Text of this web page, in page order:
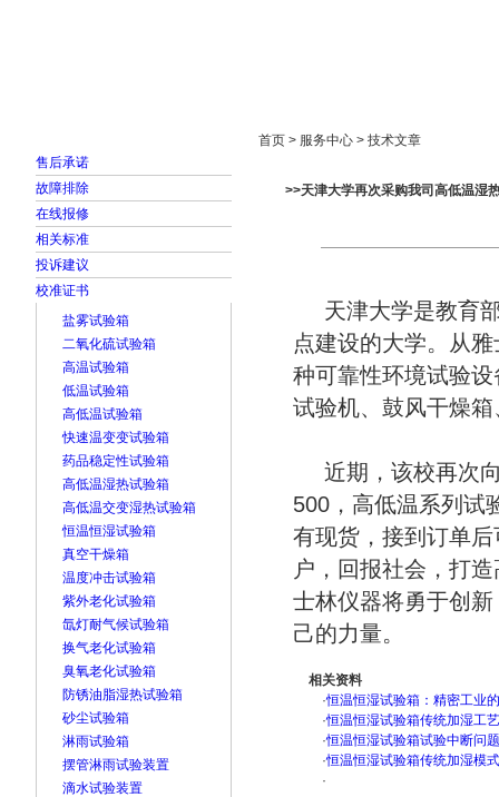
售后承诺
故障排除
在线报修
相关标准
投诉建议
校准证书
盐雾试验箱
二氧化硫试验箱
高温试验箱
低温试验箱
高低温试验箱
快速温变变试验箱
药品稳定性试验箱
高低温湿热试验箱
高低温交变湿热试验箱
恒温恒湿试验箱
真空干燥箱
温度冲击试验箱
紫外老化试验箱
氙灯耐气候试验箱
换气老化试验箱
臭氧老化试验箱
防锈油脂湿热试验箱
砂尘试验箱
淋雨试验箱
摆管淋雨试验装置
滴水试验装置
首页 > 服务中心 > 技术文章
>>天津大学再次采购我司高低温湿
天津大学是教育
点建设的大学。从
种可靠性环境试验
试验机、鼓风干燥
近期，该校再次
500，高低温系列试
有现货，接到订单
户，回报社会，打
士林仪器将勇于创
己的力量。
相关资料
·恒温恒湿试验箱：精密工业
·恒温恒湿试验箱传统加湿工
·恒温恒湿试验箱试验中断问
·恒温恒湿试验箱传统加湿模
·